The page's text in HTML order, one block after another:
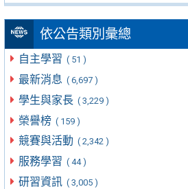
依公告類別彙總
自主學習 ( 51 )
最新消息 ( 6,697 )
學生與家長 ( 3,229 )
榮譽榜 ( 159 )
競賽與活動 ( 2,342 )
服務學習 ( 44 )
研習資訊 ( 3,005 )